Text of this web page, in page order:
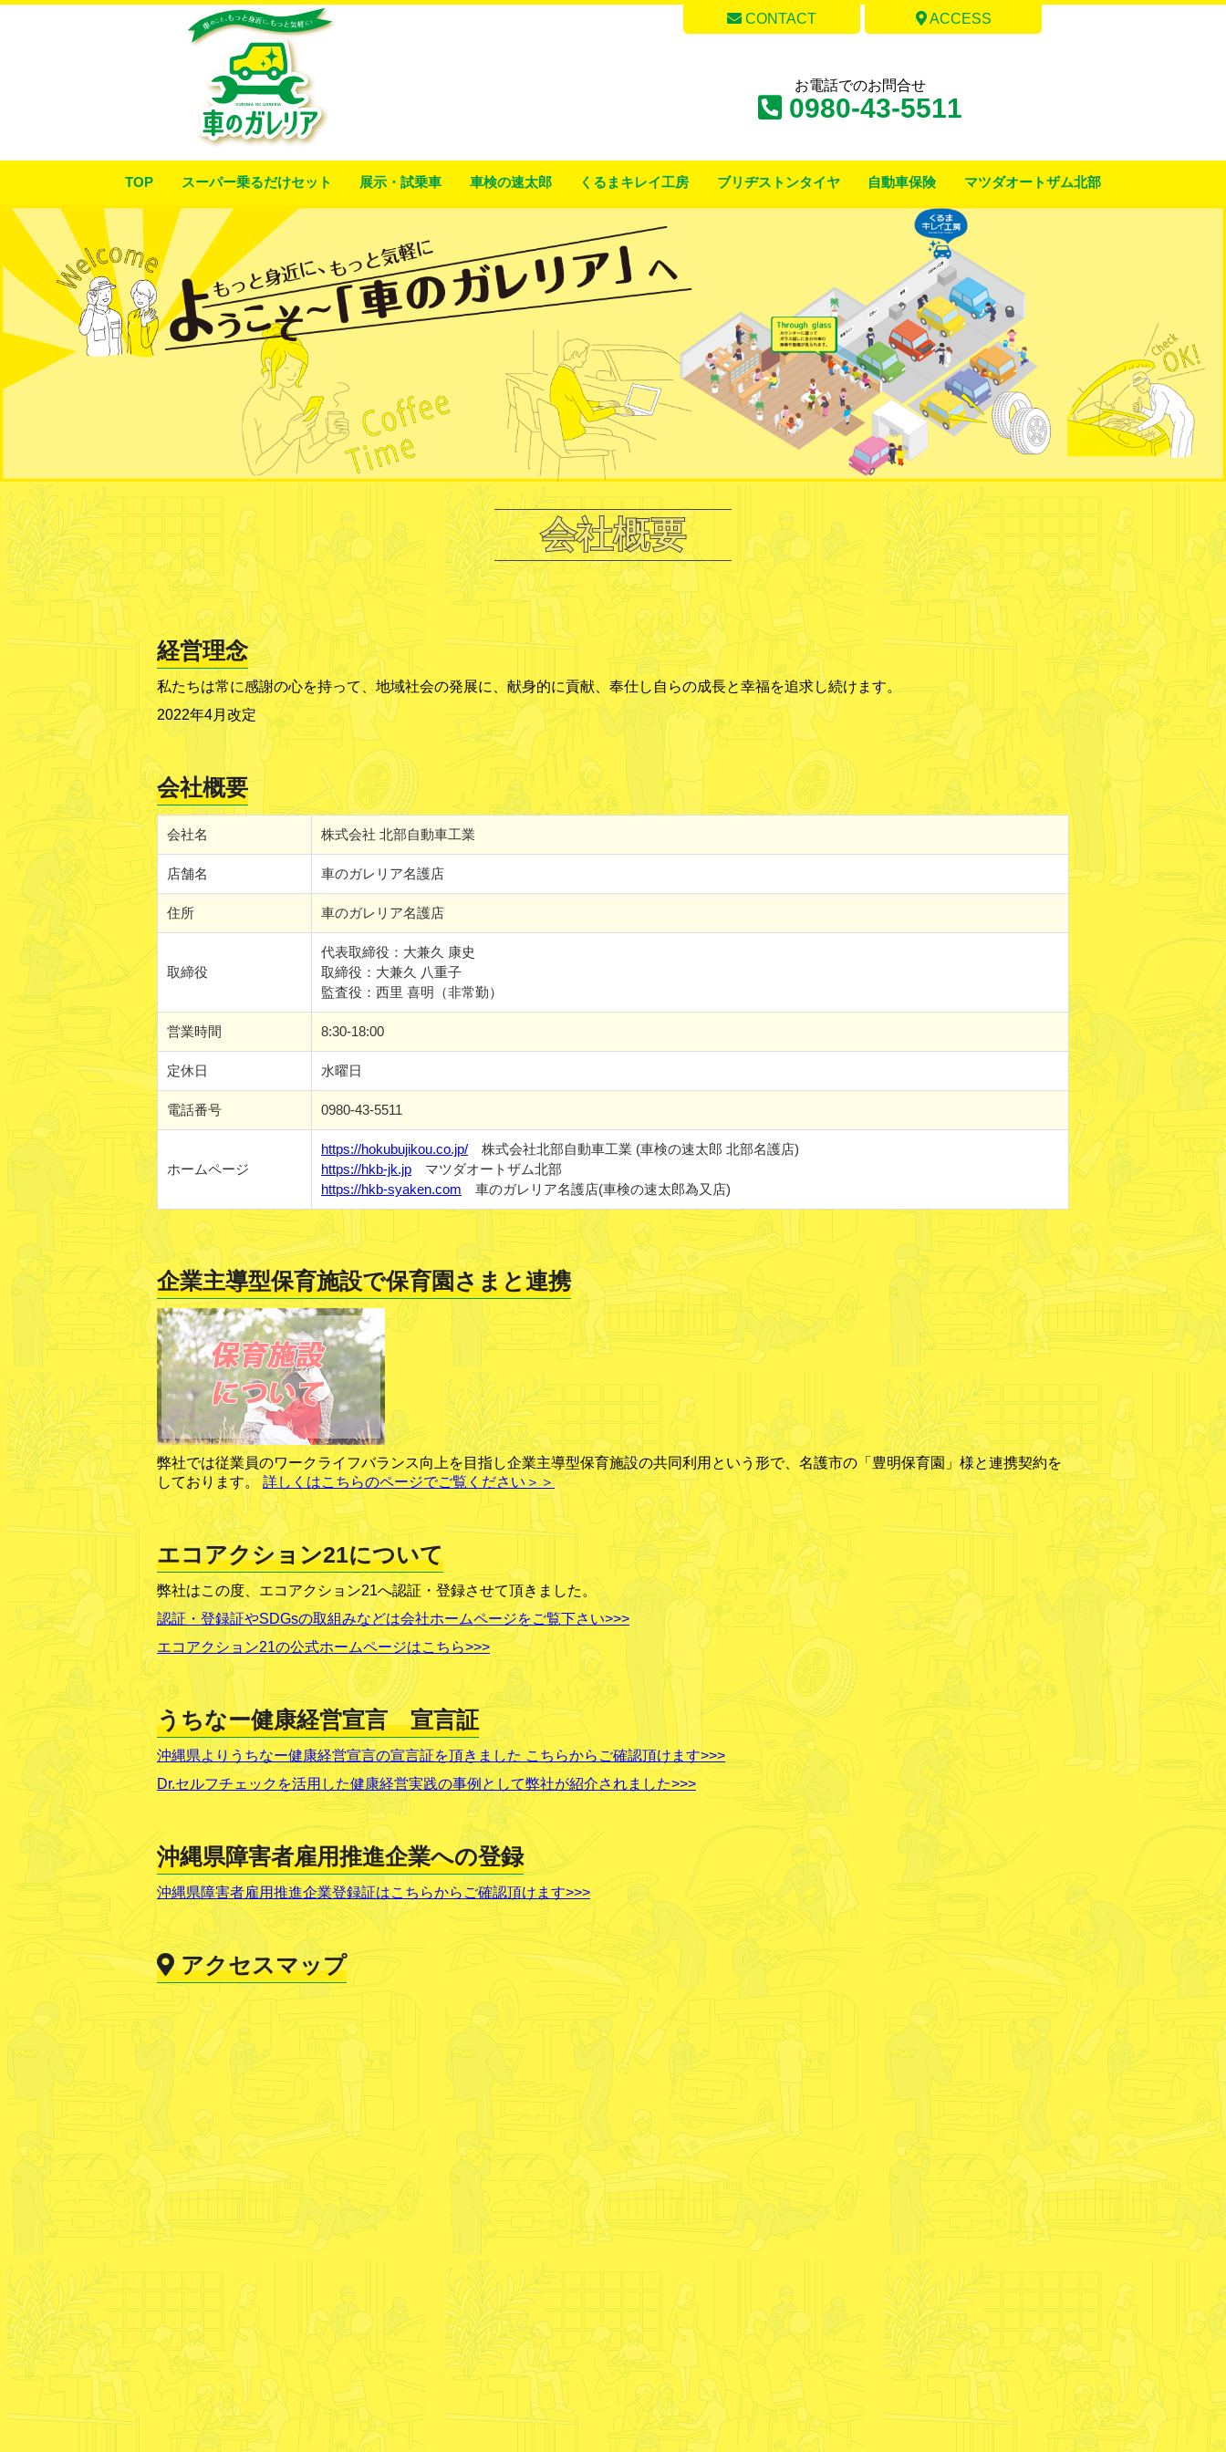
CONTACT ACCESS
お電話でのお問合せ
0980-43-5511
TOP スーパー乗るだけセット 展示・試乗車 車検の速太郎 くるまキレイ工房 ブリヂストンタイヤ 自動車保険 マツダオートザム北部
会社概要
経営理念
私たちは常に感謝の心を持って、地域社会の発展に、献身的に貢献、奉仕し自らの成長と幸福を追求し続けます。
2022年4月改定
会社概要
会社名 株式会社 北部自動車工業
店舗名 車のガレリア名護店
住所 車のガレリア名護店
取締役
代表取締役：大兼久 康史
取締役：大兼久 八重子
監査役：西里 喜明（非常勤）
営業時間 8:30-18:00
定休日 水曜日
電話番号 0980-43-5511
ホームページ
https://hokubujikou.co.jp/ 株式会社北部自動車工業 (車検の速太郎 北部名護店)
https://hkb-jk.jp マツダオートザム北部
https://hkb-syaken.com 車のガレリア名護店(車検の速太郎為又店)
企業主導型保育施設で保育園さまと連携
弊社では従業員のワークライフバランス向上を目指し企業主導型保育施設の共同利用という形で、名護市の「豊明保育園」様と連携契約を
しております。 詳しくはこちらのページでご覧ください＞＞
エコアクション21について
弊社はこの度、エコアクション21へ認証・登録させて頂きました。
認証・登録証やSDGsの取組みなどは会社ホームページをご覧下さい>>>
エコアクション21の公式ホームページはこちら>>>
うちなー健康経営宣言 宣言証
沖縄県よりうちなー健康経営宣言の宣言証を頂きました こちらからご確認頂けます>>>
Dr.セルフチェックを活用した健康経営実践の事例として弊社が紹介されました>>>
沖縄県障害者雇用推進企業への登録
沖縄県障害者雇用推進企業登録証はこちらからご確認頂けます>>>
アクセスマップ